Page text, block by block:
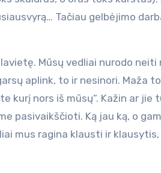
Tačiau gelbėjimo
Mūsų vedliai nurodo neiti
aplink, to ir nesinori. Maža
kurį nors iš mūsų“. Kažin ar jie
pasivaikščioti. Ką jau ką, o
mus ragina klausti ir